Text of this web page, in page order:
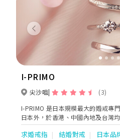
Previous
I-PRIMO
尖沙咀
(3)
I-PRIMO 是日本規模最大的婚戒專
日本外，於香港、中國內地及台灣
配訂製服務」，是由專業的諮詢師
算，提供豐富戒台款式以及多元優
求婚戒指 結婚對戒 日本品